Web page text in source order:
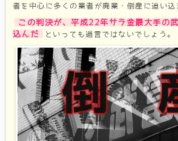
者を中心に多くの業者が廃業・倒産に追い込
この判決が、平成22年サラ金最大手の
込んだ
といっても過言ではないでしょう。